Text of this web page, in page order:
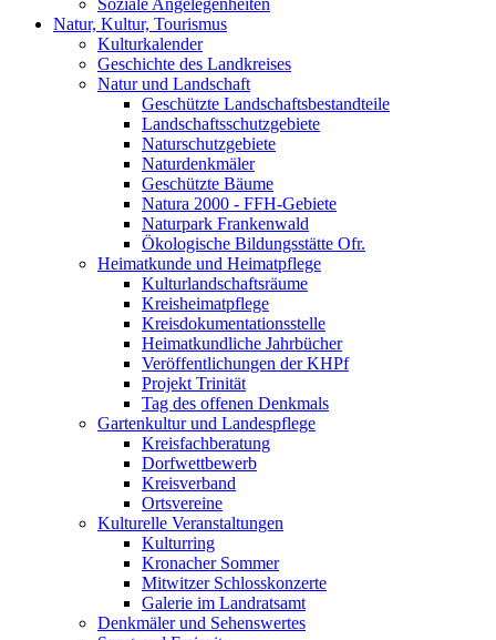
Soziale Angelegenheiten
Natur, Kultur, Tourismus
Kulturkalender
Geschichte des Landkreises
Natur und Landschaft
Geschützte Landschaftsbestandteile
Landschaftsschutzgebiete
Naturschutzgebiete
Naturdenkmäler
Geschützte Bäume
Natura 2000 - FFH-Gebiete
Naturpark Frankenwald
Ökologische Bildungsstätte Ofr.
Heimatkunde und Heimatpflege
Kulturlandschaftsräume
Kreisheimatpflege
Kreisdokumentationsstelle
Heimatkundliche Jahrbücher
Veröffentlichungen der KHPf
Projekt Trinität
Tag des offenen Denkmals
Gartenkultur und Landespflege
Kreisfachberatung
Dorfwettbewerb
Kreisverband
Ortsvereine
Kulturelle Veranstaltungen
Kulturring
Kronacher Sommer
Mitwitzer Schlosskonzerte
Galerie im Landratsamt
Denkmäler und Sehenswertes